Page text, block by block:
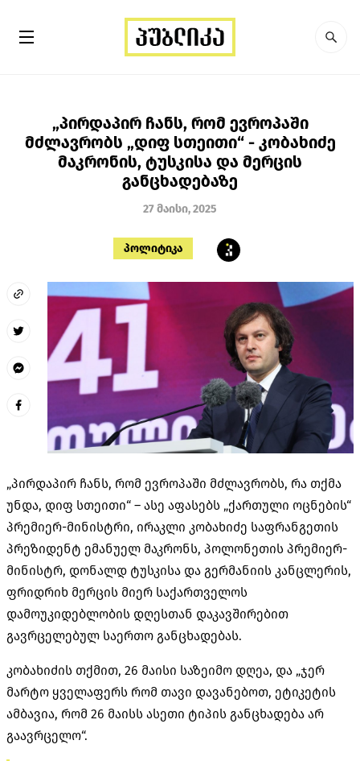
„პირდაპირ ჩანს, რომ ევროპაში
მძლავრობს „დიფ სთეითი“ - კობახიძე
მაკრონის, ტუსკისა და მერცის
განცხადებაზე
27 მაისი, 2025
პოლიტიკა
„პირდაპირ ჩანს, რომ ევროპაში მძლავრობს, რა თქმა
უნდა, დიფ სთეითი“ – ასე აფასებს „ქართული ოცნების“
პრემიერ-მინისტრი, ირაკლი კობახიძე საფრანგეთის
პრეზიდენტ ემანუელ მაკრონს, პოლონეთის პრემიერ-
მინისტრ, დონალდ ტუსკისა და გერმანიის კანცლერის,
ფრიდრიხ მერცის მიერ საქართველოს
დამოუკიდებლობის დღესთან დაკავშირებით
გავრცელებულ საერთო განცხადებას.
კობახიძის თქმით, 26 მაისი საზეიმო დღეა, და „ჯერ
მარტო ყველაფერს რომ თავი დავანებოთ, ეტიკეტის
ამბავია, რომ 26 მაისს ასეთი ტიპის განცხადება არ
გაავრცელო“.